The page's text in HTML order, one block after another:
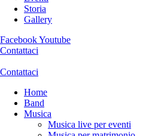
Storia
Gallery
FacebookYoutube
Contattaci
Contattaci
Home
Band
Musica
Musica live per eventi